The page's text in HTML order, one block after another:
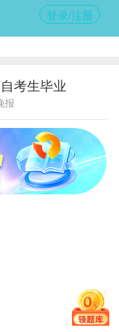
登录/注册
考生毕业
报